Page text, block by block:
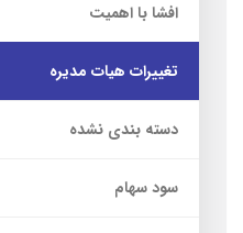
افشا با اهمیت
تغییرات هیات مدیره
دسته بندی نشده
سود سهام